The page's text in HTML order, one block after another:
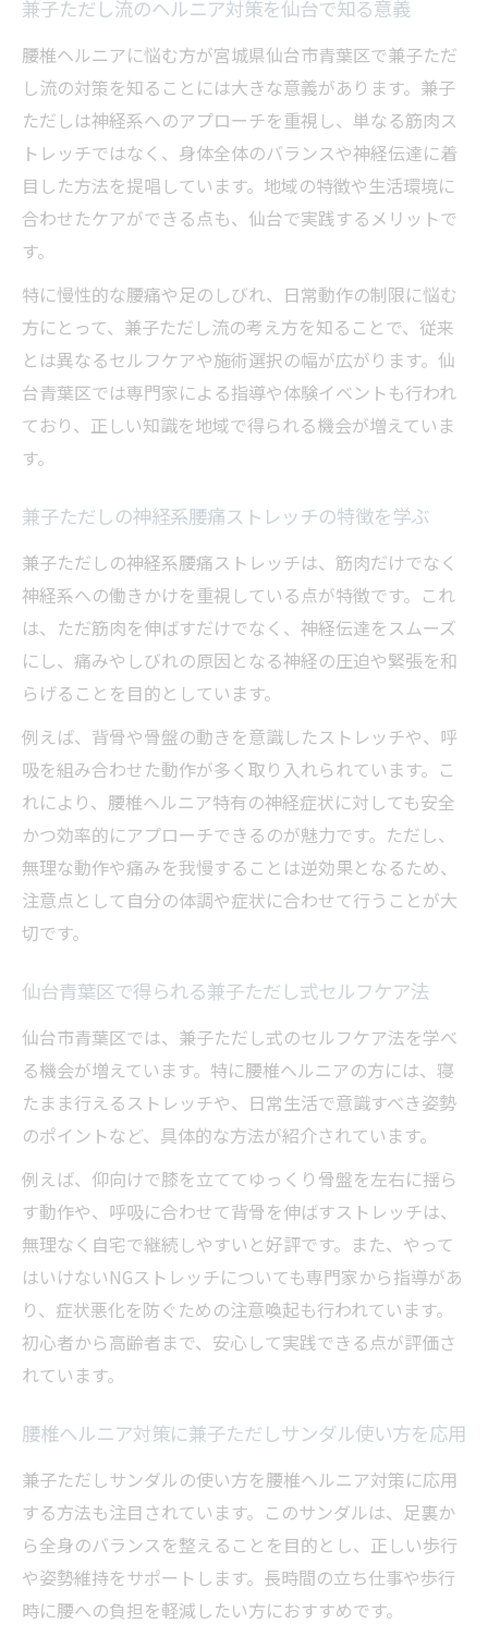
改善のヒント
腰椎ヘルニアに効く兼子ただしの安全なストレ
ッチ法
兼子ただし提唱の安全ストレッチで腰椎負
担を軽減
ヘルニア持ちが避けるべきNGストレッチと
その理由
実践法
腰痛改善に役立つ兼子ただしサンダルの使
い方解説
腰椎ヘルニアの症状に合わせた兼子ただし
流ケア方法
アプローチが鍵
兼子ただし神経系アプローチのヘルニア改
善効果
神経系ケアがもたらす腰痛・しびれの軽減
メリット
兼子ただしとがわとのアプローチの違いに
サンダルの使い方が神経系ストレッチに及
ぼす影響
腰痛ストレッチ改善のための兼子ただし式
ポイント
寝たまま実践できる兼子ただし式ストレッチの
極意
本を解説
腰椎ヘルニアに優しい仰向け膝立てストレ
ッチ法
兼子ただし流横向きクッション活用術で椎
間孔を広げる
寝たまま太もも裏を伸ばす安全な兼子ただ
しケア
寝たまま実践の際に注意すべきNGストレッ
チ事例
腰痛管理に欠かせない兼子ただしのNGストレッ
チ知識
腰椎ヘルニアで避けるべき兼子ただしNGス
スクとは
両膝抱え込み・腰ひねりを避ける理由と代
替法
兼子ただしのストレッチ改善策で安全を確
保
兼子ただし流のヘルニア対策を仙台で知る意義
腰椎ヘルニアに悩む方が宮城県仙台市青葉区で兼子ただ
し流の対策を知ることには大きな意義があります。兼子
ただしは神経系へのアプローチを重視し、単なる筋肉ス
トレッチではなく、身体全体のバランスや神経伝達に着
目した方法を提唱しています。地域の特徴や生活環境に
合わせたケアができる点も、仙台で実践するメリットで
す。
特に慢性的な腰痛や足のしびれ、日常動作の制限に悩む
方にとって、兼子ただし流の考え方を知ることで、従来
とは異なるセルフケアや施術選択の幅が広がります。仙
台青葉区では専門家による指導や体験イベントも行われ
ており、正しい知識を地域で得られる機会が増えていま
す。
兼子ただしの神経系腰痛ストレッチの特徴を学ぶ
兼子ただしの神経系腰痛ストレッチは、筋肉だけでなく
神経系への働きかけを重視している点が特徴です。これ
は、ただ筋肉を伸ばすだけでなく、神経伝達をスムーズ
にし、痛みやしびれの原因となる神経の圧迫や緊張を和
らげることを目的としています。
例えば、背骨や骨盤の動きを意識したストレッチや、呼
吸を組み合わせた動作が多く取り入れられています。こ
れにより、腰椎ヘルニア特有の神経症状に対しても安全
かつ効率的にアプローチできるのが魅力です。ただし、
無理な動作や痛みを我慢することは逆効果となるため、
注意点として自分の体調や症状に合わせて行うことが大
切です。
仙台青葉区で得られる兼子ただし式セルフケア法
仙台市青葉区では、兼子ただし式のセルフケア法を学べ
る機会が増えています。特に腰椎ヘルニアの方には、寝
たまま行えるストレッチや、日常生活で意識すべき姿勢
のポイントなど、具体的な方法が紹介されています。
例えば、仰向けで膝を立ててゆっくり骨盤を左右に揺ら
す動作や、呼吸に合わせて背骨を伸ばすストレッチは、
無理なく自宅で継続しやすいと好評です。また、やって
はいけないNGストレッチについても専門家から指導があ
り、症状悪化を防ぐための注意喚起も行われています。
初心者から高齢者まで、安心して実践できる点が評価さ
れています。
腰椎ヘルニア対策に兼子ただしサンダル使い方を応用
兼子ただしサンダルの使い方を腰椎ヘルニア対策に応用
する方法も注目されています。このサンダルは、足裏か
ら全身のバランスを整えることを目的とし、正しい歩行
や姿勢維持をサポートします。長時間の立ち仕事や歩行
時に腰への負担を軽減したい方におすすめです。